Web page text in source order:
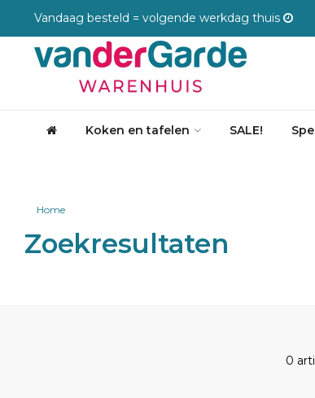
Vandaag besteld = volgende werkdag thuis
Koken en tafelen SALE!
Home
Zoekresultaten
0